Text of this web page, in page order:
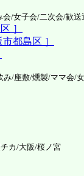
/女子会/二次会/歓送
］
都島区 ］
/座敷/燻製/ママ会/
カ/大阪/桜ノ宮